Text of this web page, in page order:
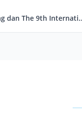
General Assembly